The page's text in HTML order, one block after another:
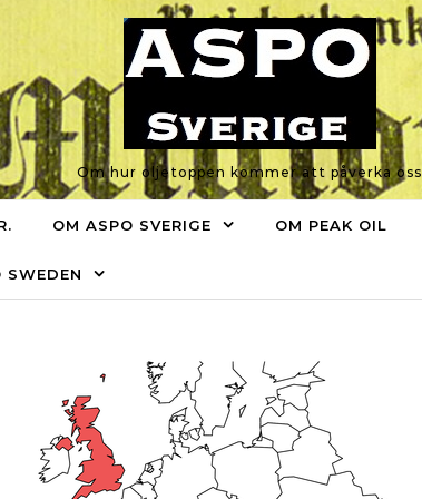
Om hur oljetoppen kommer att påverka oss
OM ASPO SVERIGE OM PEAK OIL